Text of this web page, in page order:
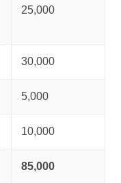
25,000
30,000
5,000
10,000
85,000